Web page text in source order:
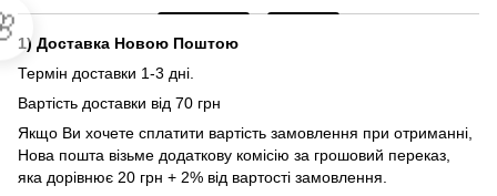
1) Доставка Новою Поштою
Термін доставки 1-3 дні.
Вартість доставки від 70 грн
Якщо Ви хочете сплатити вартість замовлення при отриманні,
Нова пошта візьме додаткову комісію за грошовий переказ,
яка дорівнює 20 грн + 2% від вартості замовлення.